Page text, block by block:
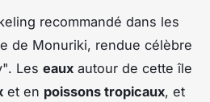
recommandé dans les
de Monuriki, rendue célèbre
Les eaux autour de cette île
et en poissons tropicaux, et